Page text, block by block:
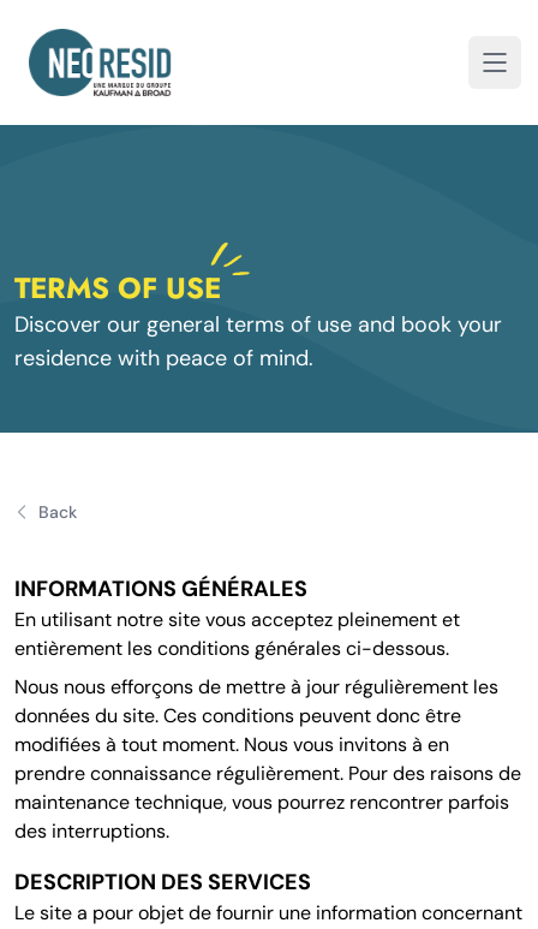
Neoresid
TERMS OF USE
Discover our general terms of use and book your
residence with peace of mind.
Back
INFORMATIONS GÉNÉRALES
En utilisant notre site vous acceptez pleinement et
entièrement les conditions générales ci-dessous.
Nous nous efforçons de mettre à jour régulièrement les
données du site. Ces conditions peuvent donc être
modifiées à tout moment. Nous vous invitons à en
prendre connaissance régulièrement. Pour des raisons de
maintenance technique, vous pourrez rencontrer parfois
des interruptions.
DESCRIPTION DES SERVICES
Le site a pour objet de fournir une information concernant